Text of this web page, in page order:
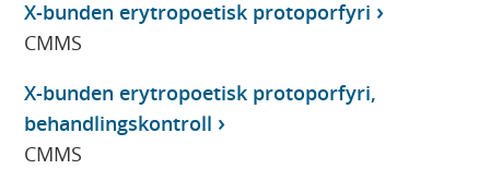
X-bunden erytropoetisk protoporfyri
CMMS
X-bunden erytropoetisk protoporfyri,
behandlingskontroll
CMMS